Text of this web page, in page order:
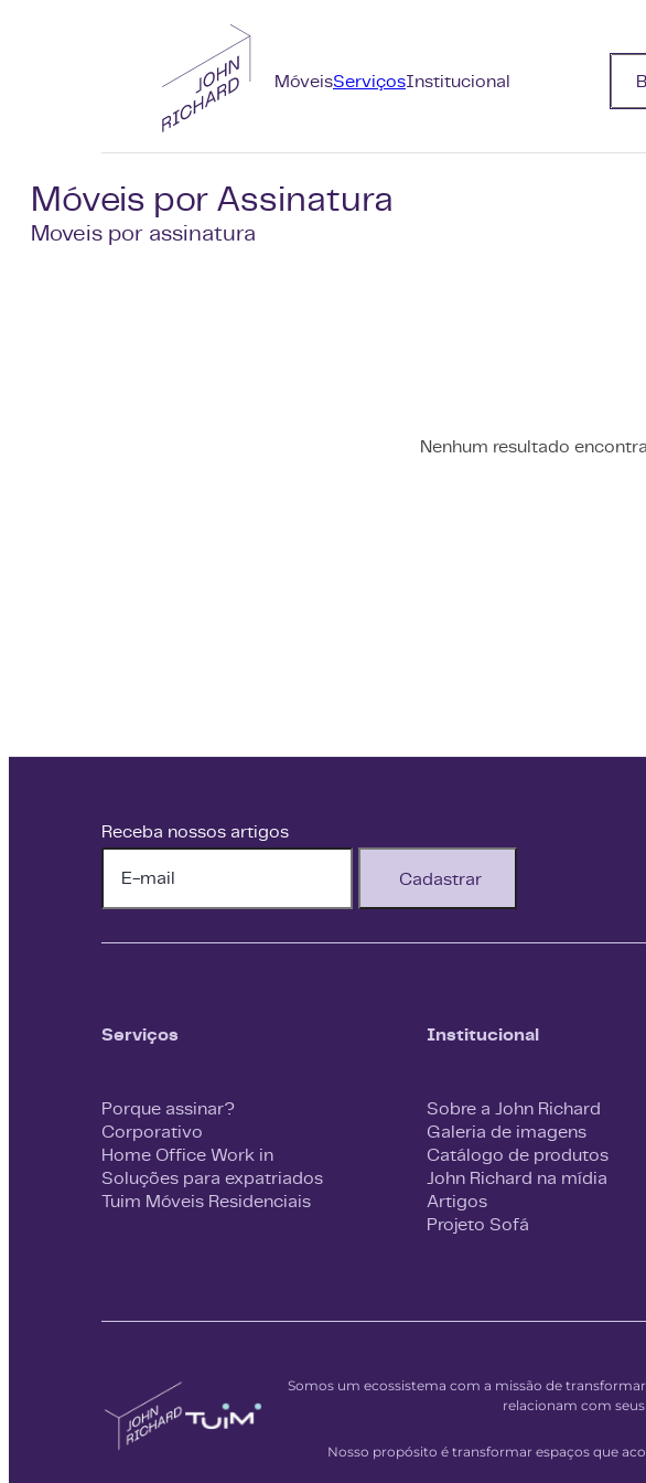
MóveisServiçosInstitucional
Móveis por Assinatura
Moveis por assinatura
Nenhum resultado
Receba nossos artigos
Cadastrar
Serviços
Porque assinar?
Corporativo
Home Office Work in
Soluções para expatriados
Tuim Móveis Residenciais
Institucional
Sobre a John Richard
Galeria de imagens
Catálogo de produtos
John Richard na mídia
Artigos
Projeto Sofá
Somos um ecossistema com a missão de
relacionam com seus
Nosso propósito é transformar espaços que